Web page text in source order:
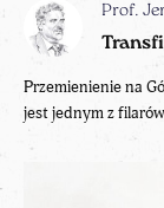
Prof.
Przemienienie na
jest jednym z